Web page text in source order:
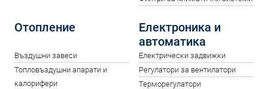
Отопление
Въздушни завеси
Топловъздушни апарати и
калорифери
Електроника и
автоматика
Електрически задвижки
Регулатори за вентилатори
Терморегулатори